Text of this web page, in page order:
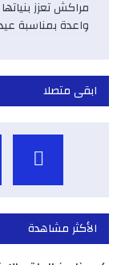
مراكش تعزز
واعدة بمناسبة
ابقى متصلا
الأكثر مشاهدة